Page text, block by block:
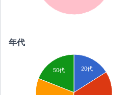
年代
20代
50代